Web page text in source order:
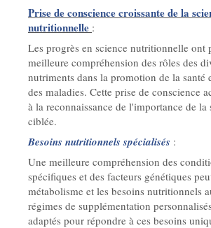
Prise de conscience croissante de la
nutritionnelle :
Les progrès en science nutritionnelle ont
meilleure compréhension des rôles des
nutriments dans la promotion de la santé
des maladies. Cette prise de conscience
à la reconnaissance de l'importance de la
ciblée.
Besoins nutritionnels spécialisés :
Une meilleure compréhension des
spécifiques et des facteurs génétiques
métabolisme et les besoins nutritionnels
régimes de supplémentation
adaptés pour répondre à ces besoins